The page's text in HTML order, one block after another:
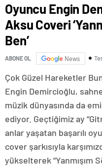
Oyuncu Engin
Aksu Coveri
Ben’
ABONE OL News
Çok Güzel Hareketler
Engin Demircioğlu,
müzik dünyasında da
ediyor. Geçtiğimiz ay
anlar yaşatan başarılı
cover şarkısıyla
yükselterek “Yanmışım